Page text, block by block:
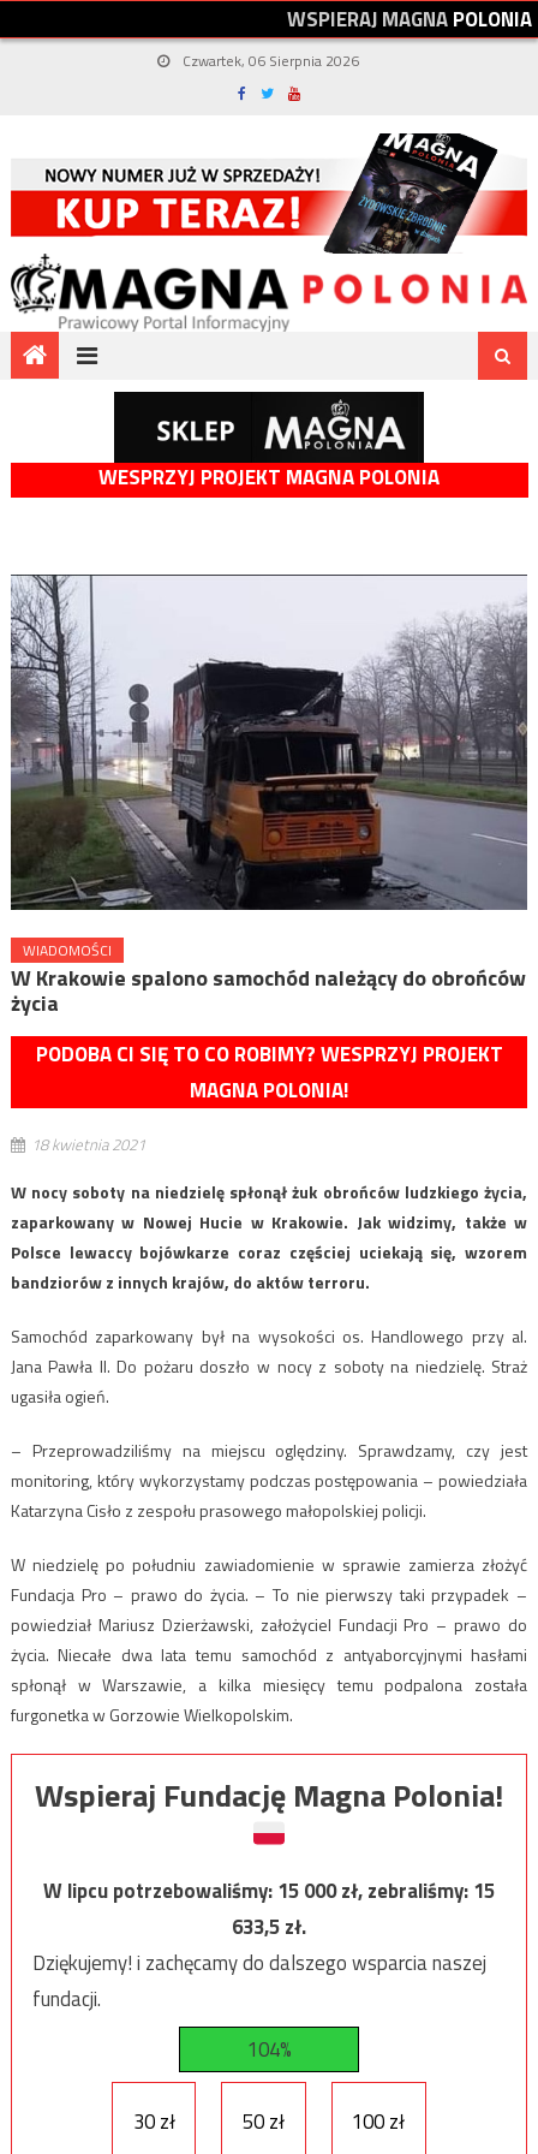
WSPIERAJMAGNAPOLONIA
Czwartek, 06 Sierpnia 2026
WESPRZYJ PROJEKT MAGNA POLONIA
WIADOMOŚCI
W Krakowie spalono samochód należący do obrońców
życia
PODOBA CI SIĘ TO CO ROBIMY? WESPRZYJ PROJEKT
MAGNA POLONIA!
18 kwietnia 2021
W nocy soboty na niedzielę spłonął żuk obrońców ludzkiego życia,
zaparkowany w Nowej Hucie w Krakowie. Jak widzimy, także w
Polsce lewaccy bojówkarze coraz częściej uciekają się, wzorem
bandziorów z innych krajów, do aktów terroru.
Samochód zaparkowany był na wysokości os. Handlowego przy al.
Jana Pawła II. Do pożaru doszło w nocy z soboty na niedzielę. Straż
ugasiła ogień.
– Przeprowadziliśmy na miejscu oględziny. Sprawdzamy, czy jest
monitoring, który wykorzystamy podczas postępowania – powiedziała
Katarzyna Cisło z zespołu prasowego małopolskiej policji.
W niedzielę po południu zawiadomienie w sprawie zamierza złożyć
Fundacja Pro – prawo do życia. – To nie pierwszy taki przypadek –
powiedział Mariusz Dzierżawski, założyciel Fundacji Pro – prawo do
życia. Niecałe dwa lata temu samochód z antyaborcyjnymi hasłami
spłonął w Warszawie, a kilka miesięcy temu podpalona została
furgonetka w Gorzowie Wielkopolskim.
Wspieraj Fundację Magna Polonia!
W lipcu potrzebowaliśmy:15 000zł, zebraliśmy:15
633,5zł.
Dziękujemy! i zachęcamy do dalszego wsparcia naszej
fundacji.
104%
30 zł 50 zł 100 zł